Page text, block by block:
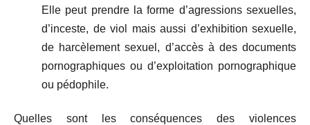
Elle peut prendre la forme d’agressions sexuelles,
d’inceste, de viol mais aussi d’exhibition sexuelle,
de harcèlement sexuel, d’accès à des documents
pornographiques ou d’exploitation pornographique
ou pédophile.
Quelles sont les conséquences des violences